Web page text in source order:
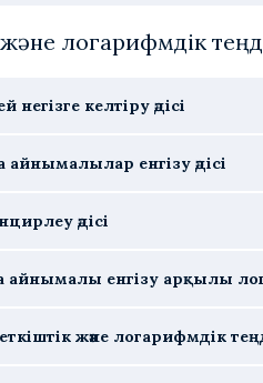
және логарифмдік
негізге келтіру әдісі
айнымалылар енгізу әдісі
әдісі
айнымалы енгізу арқылы
және логарифмдік